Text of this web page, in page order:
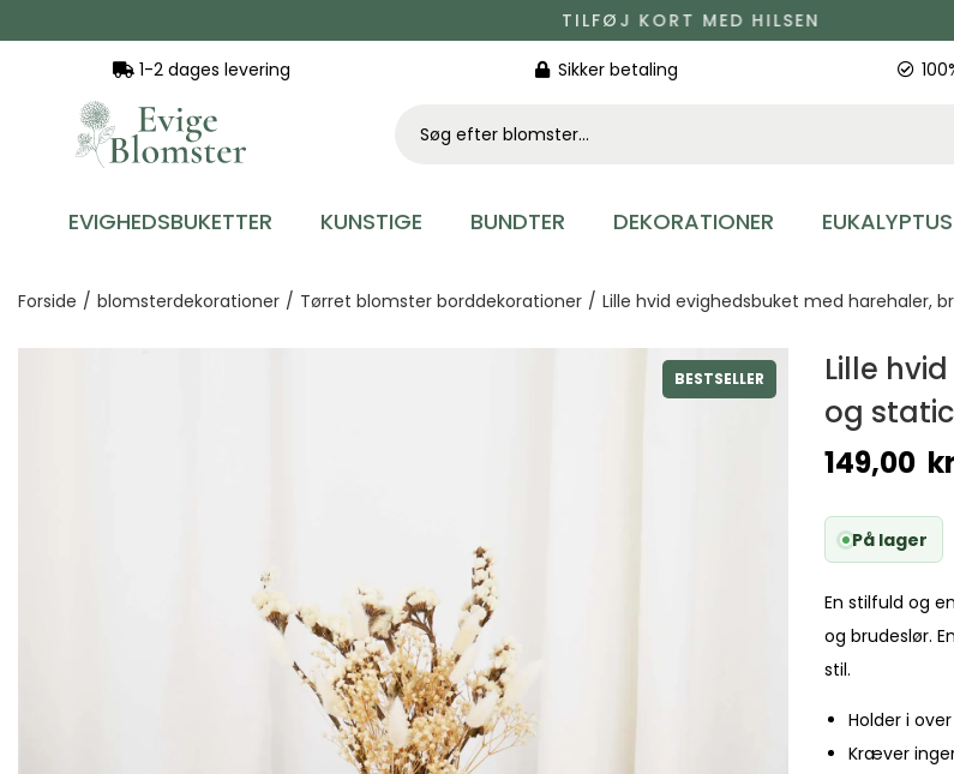
TILFØJ KORT MED HILSEN
1-2 dages levering Sikker betaling
EVIGHEDSBUKETTER KUNSTIGE BUNDTER DEKORATIONER EUKALYPTUS
Forside / blomsterdekorationer / Tørret blomster borddekorationer / Lille hvid evighedsbuket med harehaler,
BESTSELLER
Lille
og
149,00
På lager
En stilfuld og
og brudeslør.
stil.
Holder i
Kræver